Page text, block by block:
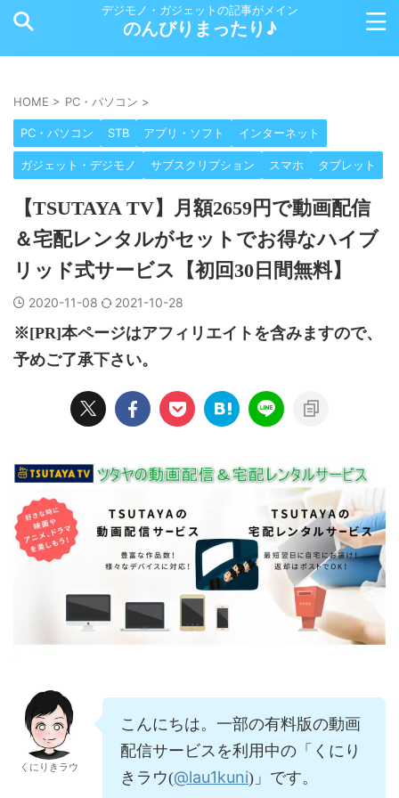
デジモノ・ガジェットの記事がメイン
のんびりまったり♪
HOME > PC・パソコン >
PC・パソコン STB アプリ・ソフト インターネット
ガジェット・デジモノ サブスクリプション スマホ タブレット
【TSUTAYA TV】月額2659円で動画配信
＆宅配レンタルがセットでお得なハイブ
リッド式サービス【初回30日間無料】
2020-11-08 2021-10-28
※[PR]本ページはアフィリエイトを含みますので、
予めご了承下さい。
くにりきラウ
こんにちは。一部の有料版の動画
配信サービスを利用中の「くにり
きラウ(@lau1kuni)」です。